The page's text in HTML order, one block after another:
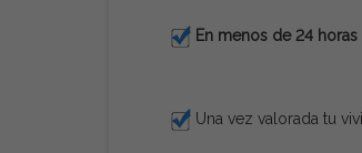
En menos de 24 horas
Una vez valorada tu